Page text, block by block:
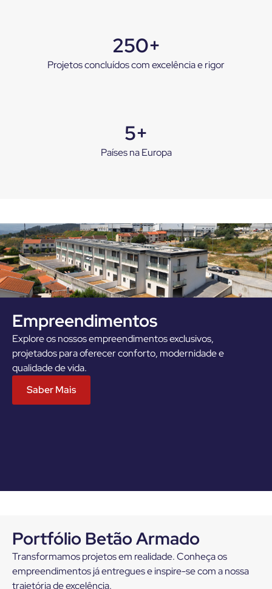
250+
Projetos concluídos com excelência e rigor
5+
Países na Europa
Empreendimentos
Explore os nossos empreendimentos exclusivos,
projetados para oferecer conforto, modernidade e
qualidade de vida.
Saber Mais
Portfólio Betão Armado
Transformamos projetos em realidade. Conheça os
empreendimentos já entregues e inspire-se com a nossa
trajetória de excelência.